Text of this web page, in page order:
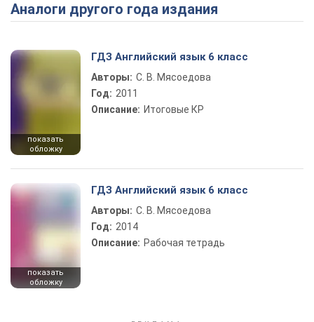
Play Video
Аналоги другого года издания
показать
обложку
ГДЗ Английский язык 6 класс
Авторы: С. В. Мясоедова
Год: 2011
Описание: Итоговые КР
показать
обложку
ГДЗ Английский язык 6 класс
Авторы: С. В. Мясоедова
Год: 2014
Описание: Рабочая тетрадь